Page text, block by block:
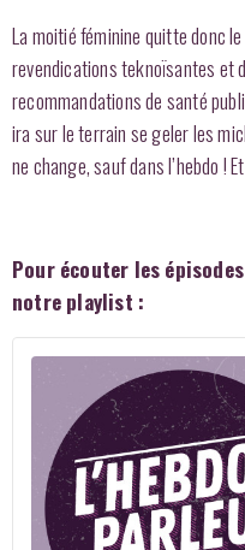
La moitié féminine quitte donc
revendicationsteknoïsantes et
recommandations de santé
ira sur le terrain se geler les
ne change, sauf dans l’hebdo !
Pour écouter les
notre playlist :